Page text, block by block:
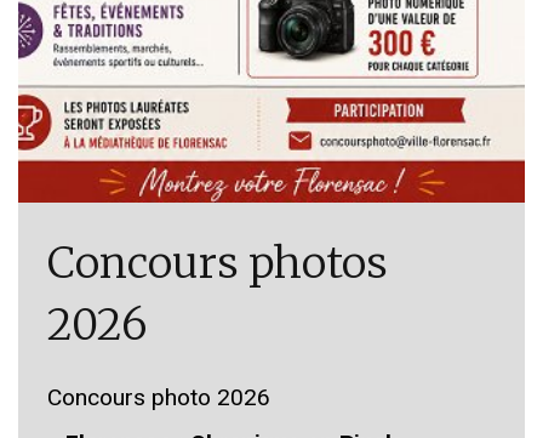
Concours photos
2026
Concours photo 2026